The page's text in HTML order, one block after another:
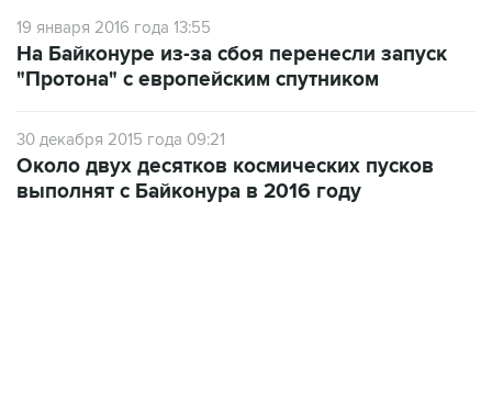
"Протона" с европейским спутником
30 декабря 2015 года 09:21
выполнят с Байконура в 2016 году